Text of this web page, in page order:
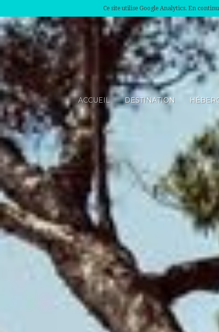
Ce site utilise Google Analytics. En
ACCUEIL DESTINATION